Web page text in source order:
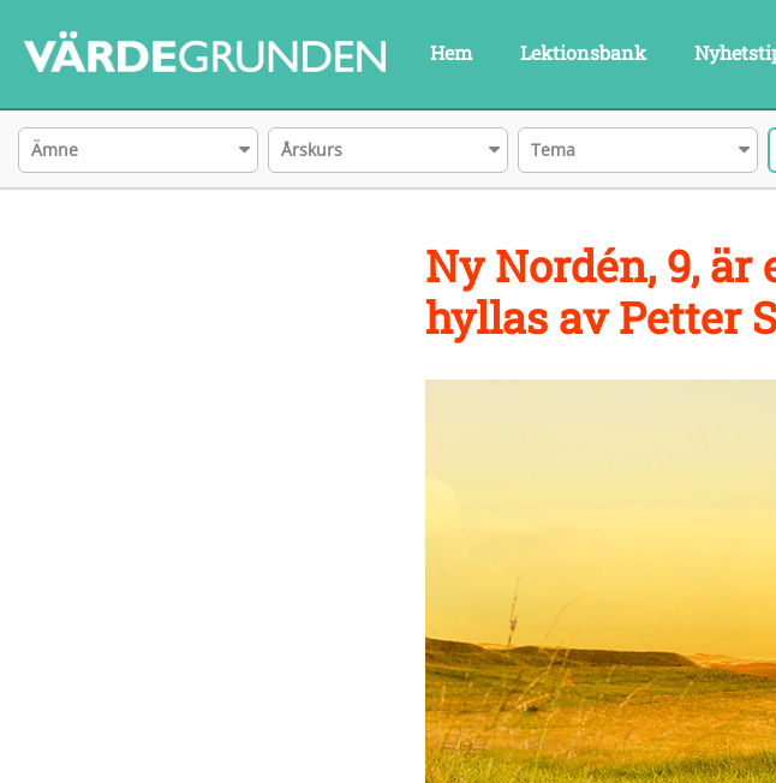
Hem Lektionsbank
Ämne Årskurs Tema
Ny Nordén, 9, är
hyllas av Petter